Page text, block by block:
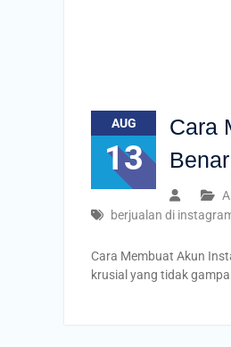
AUG
13
Cara
Benar
berjualan di
Cara Membuat Akun
krusial yang tidak